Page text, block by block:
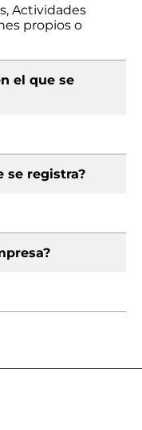
Actividades
propios o
el que se
se registra?